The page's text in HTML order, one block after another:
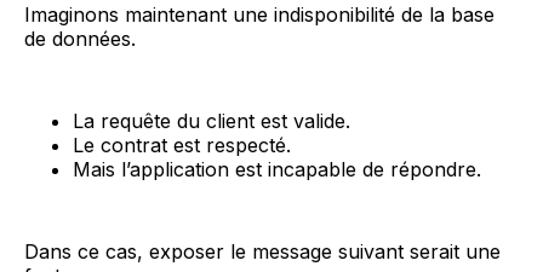
Imaginons maintenant une indisponibilité de la base
de données.
La requête du client est valide.
Le contrat est respecté.
Mais l’application est incapable de répondre.
Dans ce cas, exposer le message suivant serait une